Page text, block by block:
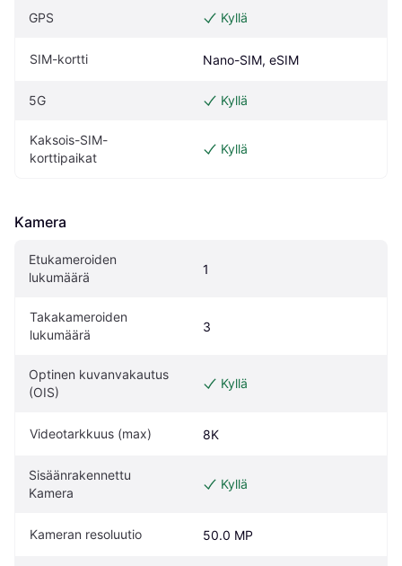
GPS Kyllä
SIM-kortti Nano-SIM, eSIM
5G Kyllä
Kaksois-SIM-
korttipaikat
Kyllä
Kamera
Etukameroiden
lukumäärä
1
Takakameroiden
lukumäärä
3
Optinen kuvanvakautus
(OIS)
Kyllä
Videotarkkuus (max) 8K
Sisäänrakennettu
Kamera
Kyllä
Kameran resoluutio 50.0 MP